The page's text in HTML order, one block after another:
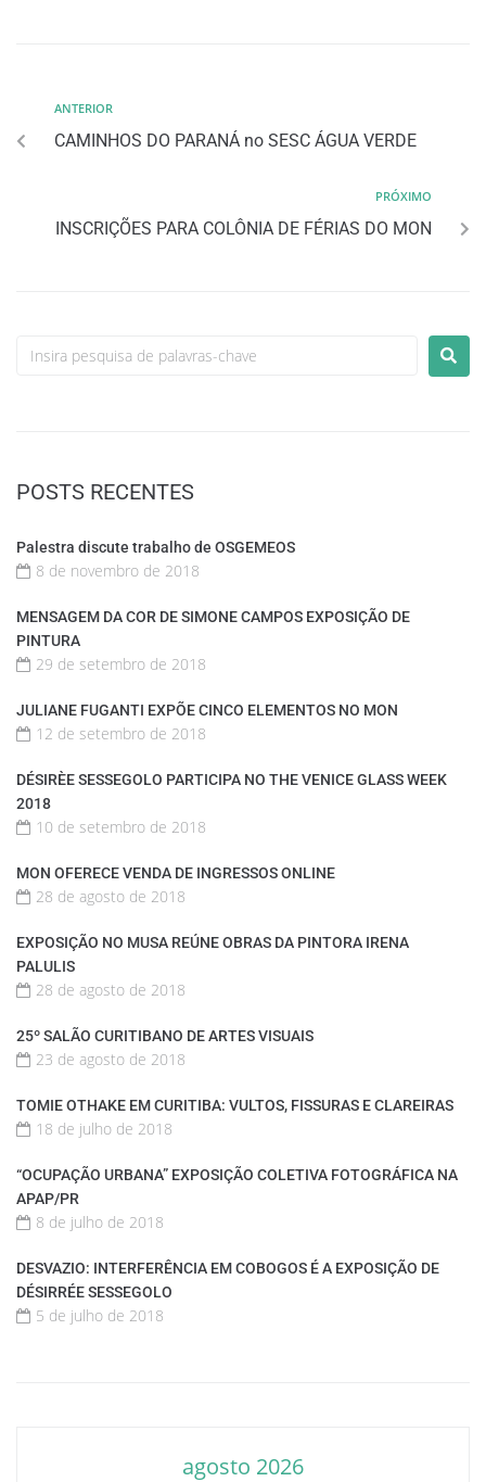
ANTERIOR
CAMINHOS DO PARANÁ no SESC ÁGUA VERDE
PRÓXIMO
INSCRIÇÕES PARA COLÔNIA DE FÉRIAS DO MON
POSTS RECENTES
Palestra discute trabalho de OSGEMEOS
8 de novembro de 2018
MENSAGEM DA COR DE SIMONE CAMPOS EXPOSIÇÃO DE
PINTURA
29 de setembro de 2018
JULIANE FUGANTI EXPÕE CINCO ELEMENTOS NO MON
12 de setembro de 2018
DÉSIRÈE SESSEGOLO PARTICIPA NO THE VENICE GLASS WEEK
2018
10 de setembro de 2018
MON OFERECE VENDA DE INGRESSOS ONLINE
28 de agosto de 2018
EXPOSIÇÃO NO MUSA REÚNE OBRAS DA PINTORA IRENA
PALULIS
28 de agosto de 2018
25º SALÃO CURITIBANO DE ARTES VISUAIS
23 de agosto de 2018
TOMIE OTHAKE EM CURITIBA: VULTOS, FISSURAS E CLAREIRAS
18 de julho de 2018
“OCUPAÇÃO URBANA” EXPOSIÇÃO COLETIVA FOTOGRÁFICA NA
APAP/PR
8 de julho de 2018
DESVAZIO: INTERFERÊNCIA EM COBOGOS É A EXPOSIÇÃO DE
DÉSIRRÉE SESSEGOLO
5 de julho de 2018
agosto 2026